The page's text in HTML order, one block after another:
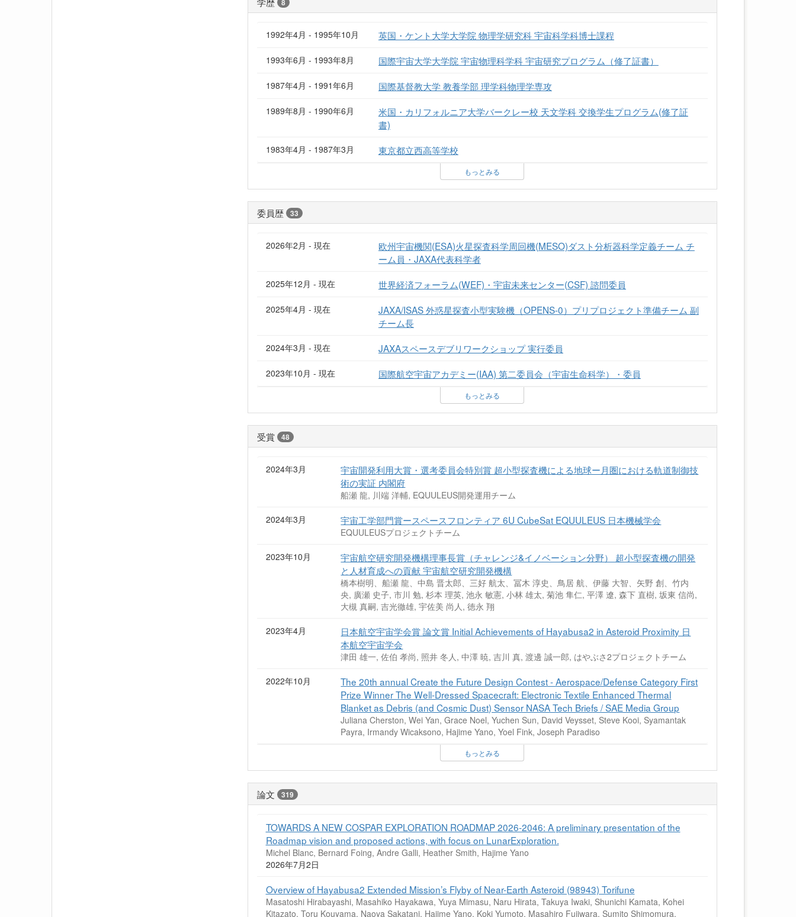
8
1992年4月 - 1995年10月 英国・ケント大学大学院 物理学研究科 宇宙科学科博士課程
1993年6月 - 1993年8月 国際宇宙大学大学院 宇宙物理科学科 宇宙研究プログラム（修了証書）
1987年4月 - 1991年6月 国際基督教大学 教養学部 理学科物理学専攻
1989年8月 - 1990年6月
米国・カリフォルニア大学バークレー校 天文学科 交換学生プログラム(修了証
書)
1983年4月 - 1987年3月 東京都立西高等学校
もっとみる
委員歴 33
2026年2月 - 現在
欧州宇宙機関(ESA)火星探査科学周回機(MESO)ダスト分析器科学定義チーム チ
ーム員・JAXA代表科学者
2025年12月 - 現在 世界経済フォーラム(WEF)・宇宙未来センター(CSF) 諮問委員
2025年4月 - 現在
JAXA/ISAS 外惑星探査小型実験機（OPENS-0）プリプロジェクト準備チーム 副
チーム長
2024年3月 - 現在 JAXAスペースデブリワークショップ 実行委員
2023年10月 - 現在 国際航空宇宙アカデミー(IAA) 第二委員会（宇宙生命科学）・委員
もっとみる
受賞 48
2024年3月
宇宙開発利用大賞・選考委員会特別賞 超小型探査機による地球ー月圏における軌道制御技
術の実証 内閣府
船瀬 龍, 川端 洋輔, EQUULEUS開発運用チーム
2024年3月 宇宙工学部門賞ースペースフロンティア 6U CubeSat EQUULEUS 日本機械学会
EQUULEUSプロジェクトチーム
2023年10月
宇宙航空研究開発機構理事長賞（チャレンジ&イノベーション分野） 超小型探査機の開発
と人材育成への貢献 宇宙航空研究開発機構
橋本樹明、船瀬 龍、中島 晋太郎、三好 航太、冨木 淳史、鳥居 航、伊藤 大智、矢野 創、竹内
央, 廣瀬 史子, 市川 勉, 杉本 理英, 池永 敏憲, 小林 雄太, 菊池 隼仁, 平澤 遼, 森下 直樹, 坂東 信尚,
大槻 真嗣, 吉光徹雄, 宇佐美 尚人, 徳永 翔
2023年4月
日本航空宇宙学会賞 論文賞 Initial Achievements of Hayabusa2 in Asteroid Proximity 日
本航空宇宙学会
津田 雄一, 佐伯 孝尚, 照井 冬人, 中澤 暁, 吉川 真, 渡邊 誠一郎, はやぶさ2プロジェクトチーム
2022年10月
The 20th annual Create the Future Design Contest - Aerospace/Defense Category First
Prize Winner The Well-Dressed Spacecraft: Electronic Textile Enhanced Thermal
Blanket as Debris (and Cosmic Dust) Sensor NASA Tech Briefs / SAE Media Group
Juliana Cherston, Wei Yan, Grace Noel, Yuchen Sun, David Veysset, Steve Kooi, Syamantak
Payra, Irmandy Wicaksono, Hajime Yano, Yoel Fink, Joseph Paradiso
もっとみる
論文 319
TOWARDS A NEW COSPAR EXPLORATION ROADMAP 2026-2046: A preliminary presentation of the
Roadmap vision and proposed actions, with focus on LunarExploration.
Michel Blanc, Bernard Foing, Andre Galli, Heather Smith, Hajime Yano
2026年7月2日
Overview of Hayabusa2 Extended Mission’s Flyby of Near-Earth Asteroid (98943) Torifune
Masatoshi Hirabayashi, Masahiko Hayakawa, Yuya Mimasu, Naru Hirata, Takuya Iwaki, Shunichi Kamata, Kohei
Kitazato, Toru Kouyama, Naoya Sakatani, Hajime Yano, Koki Yumoto, Masahiro Fujiwara, Sumito Shimomura,